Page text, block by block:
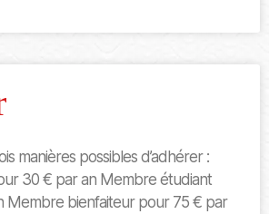
manières possibles d’adhérer :
30 € par an Membre étudiant
Membre bienfaiteur pour 75 € par